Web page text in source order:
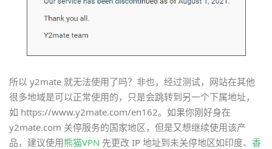
所以 y2mate 就无法使用了吗？非也，经过测试，网站在其他
很多地域是可以正常使用的，只是会跳转到另一个下属地址，
如 https://www.y2mate.com/en162。如果你刚好身在
y2mate.com 关停服务的国家地区，但是又想继续使用该产
品，建议使用熊猫VPN 先更改 IP 地址到未关停地区如印度、 香